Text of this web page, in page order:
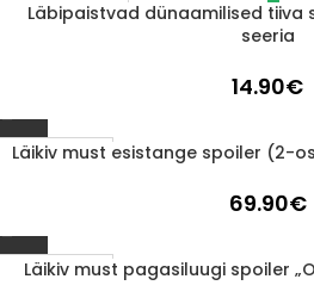
LÄBIMÜÜDUD
Läbipaistvad dünaamilised tiiva
seeria
14.90€
1-3 D.D.
Läikiv must esistange spoiler (2-
69.90€
1-3 D.D.
Läikiv must pagasiluugi spoiler